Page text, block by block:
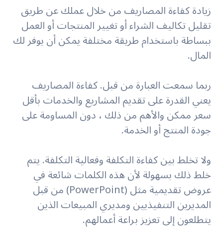
زيادة كفاءة المصاريف من خلال عملك عن طريق
تقليل تكاليف الشراء أو تغيير المنتجات أو العمل
ببساطة باستخدام طريقة مختلفة يمكن أن يوفر لك
المال.
ربما سمعت العبارة من قبل. كفاءة المصاريف
يعني القدرة على تقديم المشاريع والخدمات بأقل
سعر ممكن والأهم من ذلك ، دون المساومة على
جودة المنتج أو الخدمة.
ولا تخلط بين كفاءة التكلفة وفعالية التكلفة. يتم
خلط ذلك بسهولة لأن هذه الكلمات شائعة في
عروض تقديمية مثل (PowerPoint) من قبل
المديرين التنفيذيين ومديري المبيعات الذين
يتطلعون إلى تعزيز براعة أعمالهم.